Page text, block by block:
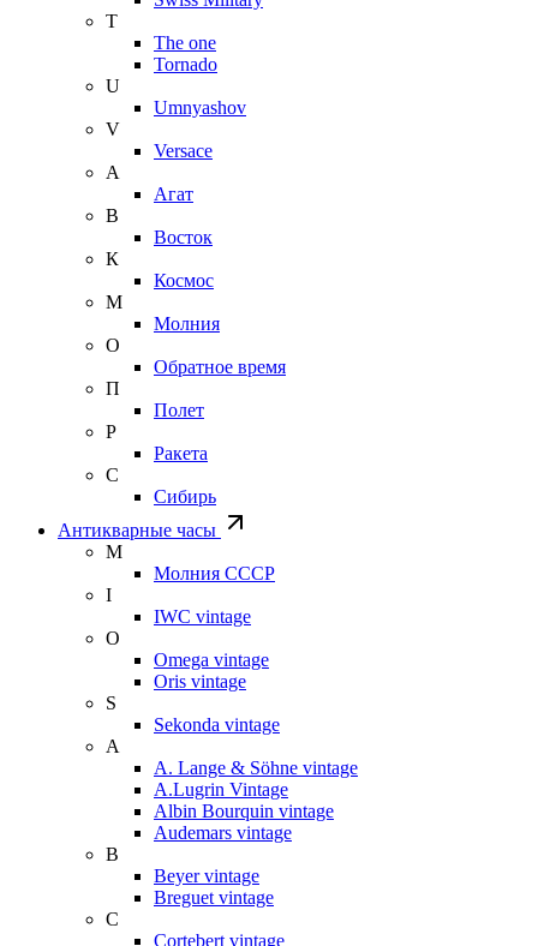
T
The one
Tornado
U
Umnyashov
V
Versace
А
Агат
В
Восток
К
Космос
М
Молния
О
Обратное время
П
Полет
Р
Ракета
С
Сибирь
Антикварные часы
М
Молния СССР
I
IWC vintage
O
Omega vintage
Oris vintage
S
Sekonda vintage
A
A. Lange & Söhne vintage
A.Lugrin Vintage
Albin Bourquin vintage
Audemars vintage
B
Beyer vintage
Breguet vintage
C
Cortebert vintage